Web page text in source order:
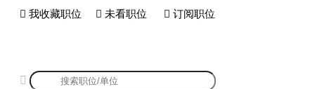
 我收藏职位  未看职位  订阅职位
